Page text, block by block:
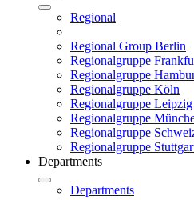
Regional
Regional Group Berlin
Regionalgruppe
Regionalgruppe
Regionalgruppe Köln
Regionalgruppe Leipzig
Regionalgruppe
Regionalgruppe
Regionalgruppe
Departments
Departments